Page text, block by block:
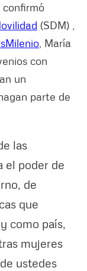
confirmó
(SDM) ,
, María
con
un
parte de
las
el poder de
de
que
como país,
mujeres
ustedes